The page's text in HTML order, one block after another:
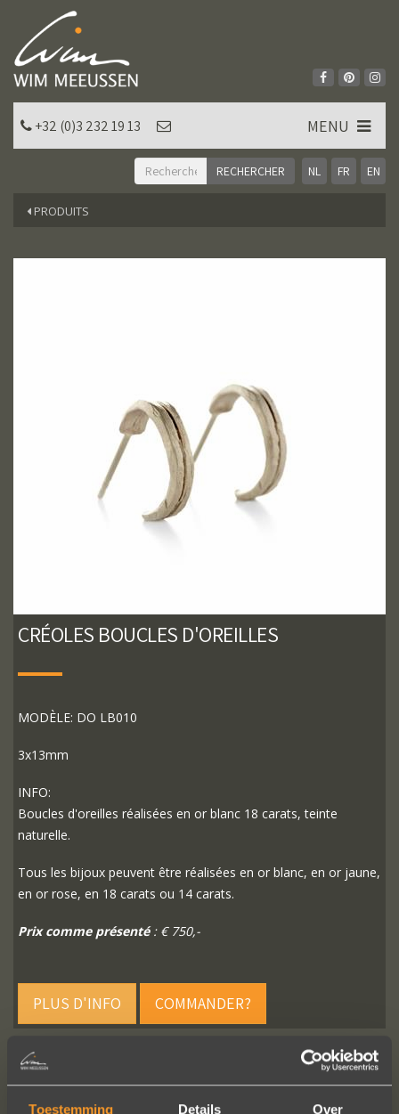
Toestemming Details Over
NL FR EN
+32 (0)3 232 19 13 MENU
PRODUITS
CRÉOLES BOUCLES D'OREILLES
MODÈLE: DO LB010
3x13mm
INFO:
Boucles d'oreilles réalisées en or blanc 18 carats, teinte
naturelle.
Tous les bijoux peuvent être réalisées en or blanc, en or jaune,
en or rose, en 18 carats ou 14 carats.
Prix comme présenté: € 750,-
PLUS D'INFO COMMANDER?
SUIVEZ-NOUS SUR LES MÉDIAS SOCIAUX